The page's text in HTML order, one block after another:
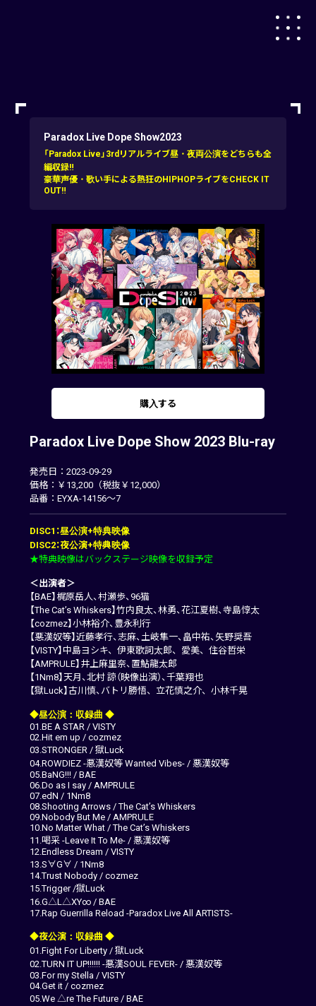
Paradox Live Dope Show2023
「Paradox Live」3rdリアルライブ昼・夜両公演をどちらも全
編収録‼
豪華声優・歌い手による熱狂のHIPHOPライブをCHECK IT
OUT‼
購入する
Paradox Live Dope Show 2023 Blu-ray
発売日：2023-09-29
価格：￥13,200（税抜￥12,000）
品番：EYXA-14156～7
DISC1：昼公演+特典映像
DISC2：夜公演+特典映像
★特典映像はバックステージ映像を収録予定
＜出演者＞
【BAE】梶原岳人、村瀬歩、96猫
【The Cat’s Whiskers】竹内良太、林勇、花江夏樹、寺島惇太
【cozmez】小林裕介、豊永利行
【悪漢奴等】近藤孝行、志麻、土岐隼一、畠中祐、矢野奨吾
【VISTY】中島ヨシキ、伊東歌詞太郎、愛美、住谷哲栄
【AMPRULE】井上麻里奈、置鮎龍太郎
【1Nm8】天月、北村 諒（映像出演）、千葉翔也
【獄Luck】古川慎、バトリ勝悟、立花慎之介、小林千晃
◆昼公演：収録曲 ◆
01.BE A STAR / VISTY
02.Hit em up / cozmez
03.STRONGER / 獄Luck
04.ROWDIEZ -悪漢奴等 Wanted Vibes- / 悪漢奴等
05.BaNG!!! / BAE
06.Do as I say / AMPRULE
07.edN / 1Nm8
08.Shooting Arrows / The Cat’s Whiskers
09.Nobody But Me / AMPRULE
10.No Matter What / The Cat’s Whiskers
11.喝采 -Leave It To Me- / 悪漢奴等
12.Endless Dream / VISTY
13.S∀G∀ / 1Nm8
14.Trust Nobody / cozmez
15.Trigger /獄Luck
16.G△L△XY∞ / BAE
17.Rap Guerrilla Reload -Paradox Live All ARTISTS-
◆夜公演：収録曲 ◆
01.Fight For Liberty / 獄Luck
02.TURN IT UP!!!!!! -悪漢SOUL FEVER- / 悪漢奴等
03.For my Stella / VISTY
04.Get it / cozmez
05.We △re The Future / BAE